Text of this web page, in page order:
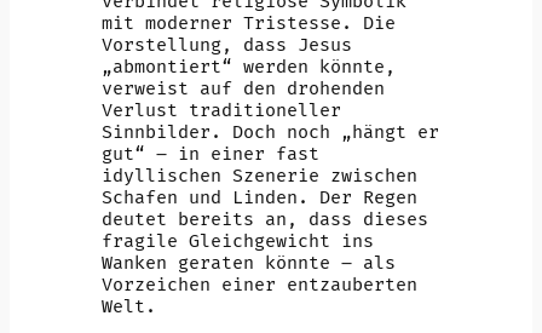
mit moderner Tristesse. Die
Vorstellung, dass Jesus
„abmontiert“ werden könnte,
verweist auf den drohenden
Verlust traditioneller
Sinnbilder. Doch noch „hängt er
gut“ – in einer fast
idyllischen Szenerie zwischen
Schafen und Linden. Der Regen
deutet bereits an, dass dieses
fragile Gleichgewicht ins
Wanken geraten könnte – als
Vorzeichen einer entzauberten
Welt.